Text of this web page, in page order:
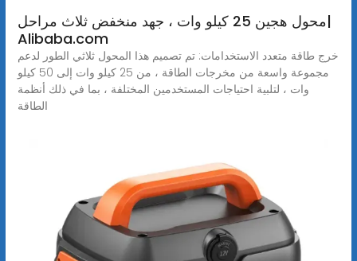
محول هجين 25 كيلو وات ، جهد منخفض ثلاث مراحل|
Alibaba.com
خرج طاقة متعدد الاستخدامات: تم تصميم هذا المحول ثلاثي الطور لدعم
مجموعة واسعة من مخرجات الطاقة ، من 25 كيلو وات إلى 50 كيلو
وات ، لتلبية احتياجات المستخدمين المختلفة ، بما في ذلك أنظمة
الطاقة